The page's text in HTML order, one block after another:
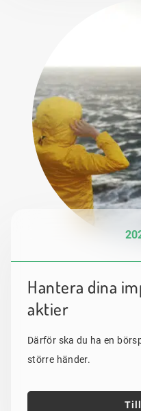
Hantera dina
aktier
Därför ska du ha en
större händer.